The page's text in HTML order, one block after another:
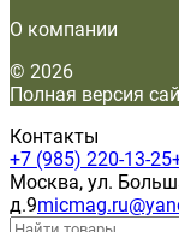
О компании
© 2026
Полная версия
Контакты
+7 (985) 220-13-25
Москва, ул.
д.9